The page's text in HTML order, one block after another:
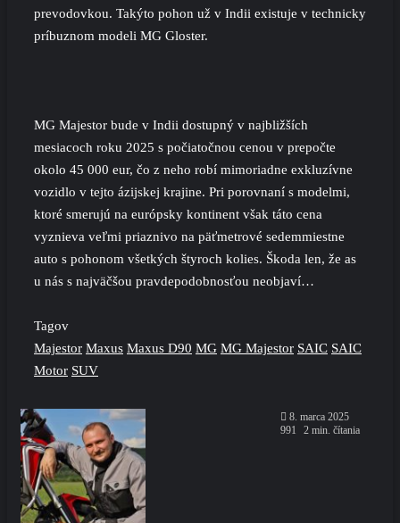
prevodovkou. Takýto pohon už v Indii existuje v technicky
príbuznom modeli MG Gloster.
MG Majestor bude v Indii dostupný v najbližších
mesiacoch roku 2025 s počiatočnou cenou v prepočte
okolo 45 000 eur, čo z neho robí mimoriadne exkluzívne
vozidlo v tejto ázijskej krajine. Pri porovnaní s modelmi,
ktoré smerujú na európsky kontinent však táto cena
vyznieva veľmi priaznivo na päťmetrové sedemmiestne
auto s pohonom všetkých štyroch kolies. Škoda len, že as
u nás s najväčšou pravdepodobnosťou neobjaví…
Tagov
Majestor Maxus Maxus D90 MG MG Majestor SAIC SAIC
Motor SUV
8. marca 2025
991
2 min. čítania